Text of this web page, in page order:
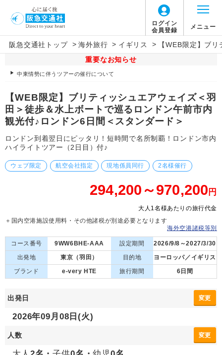
ログイン
会員登録
メニュー
阪急交通社トップ > 海外旅行 > イギリス >
【WEB限定】ブ
重要なお知らせ
中東情勢に伴うツアーの催行について
【WEB限定】ブリティッシュエアウェイズ＜羽
田＞徒歩＆水上ボートで巡るロンドン午前市内
観光付♪ロンドン6日間＜スタンダード＞
ロンドン到着翌日にピッタリ！短時間で名所制覇！ロンドン市内
ハイライトツアー（2日目）付♪
ウェブ限定 航空会社指定 現地係員同行 2名様催行
294,200～970,200 円
大人1名様あたりの旅行代金
＋国内空港施設使用料・その他諸税が別途必要となります
海外空港諸税等別
コース番号 9WW6BHE-AAA 設定期間
2026/9/8～2027/3/30
出発地
東京（羽田） 目的地
ヨーロッパ／イギリス
ブランド
e-very HTE 旅行期間 6日間
出発日 変更
2026年09月08日(火)
人数 変更